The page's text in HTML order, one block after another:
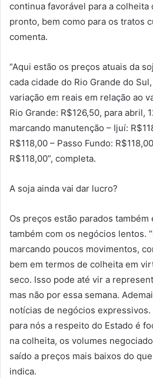
continua favorável para a colheita
pronto, bem como para os tratos
comenta.
“Aqui estão os preços atuais da
cada cidade do Rio Grande do
variação em reais em relação ao
Rio Grande: R$126,50, para abril,
marcando manutenção – Ijuí:
R$118,00 – Passo Fundo:
R$118,00”, completa.
A soja ainda vai dar lucro?
Os preços estão parados também
também com os negócios lentos.
marcando poucos movimentos,
bem em termos de colheita em
seco. Isso pode até vir a
mas não por essa semana.
notícias de negócios
para nós a respeito do Estado é
na colheita, os volumes
saído a preços mais baixos do
indica.